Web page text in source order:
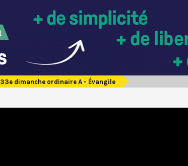
33e dimanche ordinaire A - Évangile